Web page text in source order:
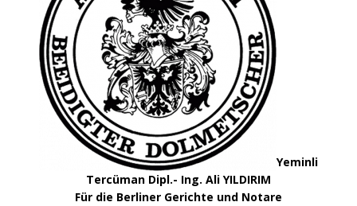
Yeminli
Tercüman Dipl.- Ing. Ali YILDIRIM
Für die Berliner Gerichte und Notare